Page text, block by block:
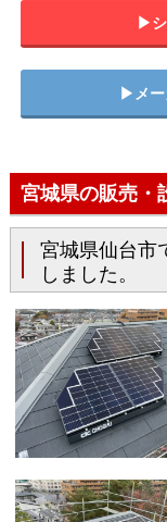
▶︎
▶︎メー
宮城県の販売・
宮城県仙台市
しました。